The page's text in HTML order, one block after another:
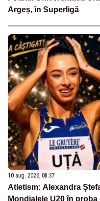
Argeș, în Superligă
10 aug. 2026, 08:37
Atletism: Alexandra
Mondialele U20 în